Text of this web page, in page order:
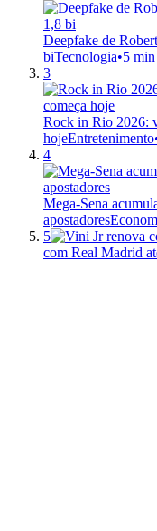
Deepfake de
biTecnologia•5 min
3
Rock in Rio 2026:
hojeEntretenimento
4
Mega-Sena
apostadores
5
com Real Madrid